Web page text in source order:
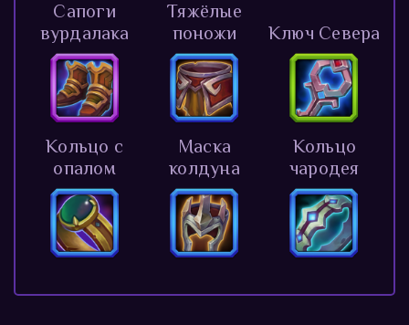
Сапоги
вурдалака
Тяжёлые
поножи
Ключ Севера
Кольцо с
опалом
Маска
колдуна
Кольцо
чародея